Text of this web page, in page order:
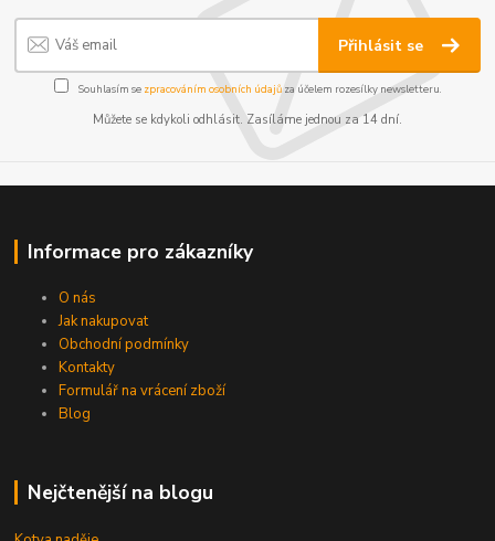
Přihlásit se
Souhlasím se zpracováním osobních údajůza účelem rozesílky newsletteru.
Můžete se kdykoli odhlásit. Zasíláme jednou za 14 dní.
Informace pro zákazníky
O nás
Jak nakupovat
Obchodní podmínky
Kontakty
Formulář na vrácení zboží
Blog
Nejčtenější na blogu